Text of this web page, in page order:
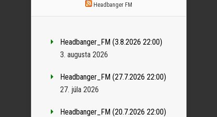
Headbanger FM
Headbanger_FM (3.8.2026 22:00)
3. augusta 2026
Headbanger_FM (27.7.2026 22:00)
27. júla 2026
Headbanger_FM (20.7.2026 22:00)